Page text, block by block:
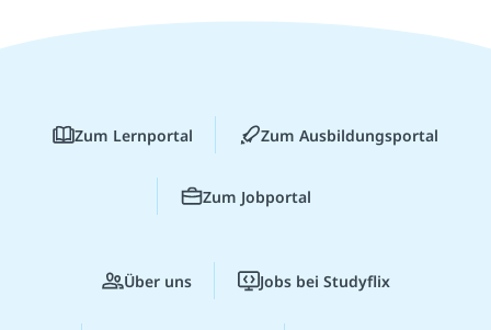
Zum Lernportal Zum Ausbildungsportal
Zum Jobportal
Über uns Jobs bei Studyflix